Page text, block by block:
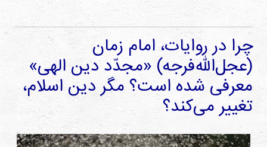
ای
استاد
فاطمه
میرزایی
سی
دی
ها
چرا در روایات، امام زمان
(عجل‌الله‌فرجه) «مجدّد دین الهی»
معرفی شده است؟ مگر دین اسلام،
تغییر می‌کند؟